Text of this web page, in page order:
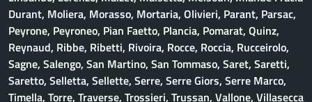
Durant, Moliera, Morasso, Mortaria, Olivieri, Parant, Parsac,
Peyrone, Peyroneo, Pian Faetto, Plancia, Pomarat, Quinz,
Reynaud, Ribbe, Ribetti, Rivoira, Rocce, Roccia, Rucceirolo,
Sagne, Salengo, San Martino, San Tommaso, Saret, Saretti,
Saretto, Selletta, Sellette, Serre, Serre Giors, Serre Marco,
Timella, Torre, Traverse, Trossieri, Trussan, Vallone, Villasecca